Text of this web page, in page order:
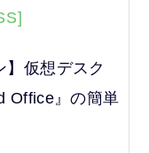
】仮想デスク
Office』の簡単